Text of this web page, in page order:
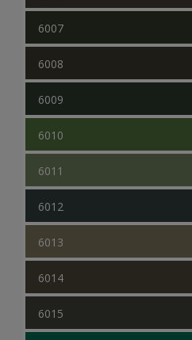
6007
6008
6009
6010
6011
6012
6013
6014
6015